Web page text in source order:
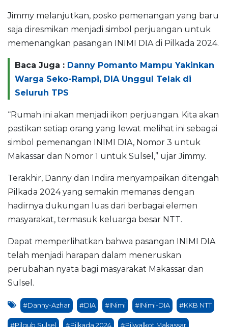
Jimmy melanjutkan, posko pemenangan yang baru
saja diresmikan menjadi simbol perjuangan untuk
memenangkan pasangan INIMI DIA di Pilkada 2024.
Baca Juga : Danny Pomanto Mampu Yakinkan
Warga Seko-Rampi, DIA Unggul Telak di
Seluruh TPS
“Rumah ini akan menjadi ikon perjuangan. Kita akan
pastikan setiap orang yang lewat melihat ini sebagai
simbol pemenangan INIMI DIA, Nomor 3 untuk
Makassar dan Nomor 1 untuk Sulsel,” ujar Jimmy.
Terakhir, Danny dan Indira menyampaikan ditengah
Pilkada 2024 yang semakin memanas dengan
hadirnya dukungan luas dari berbagai elemen
masyarakat, termasuk keluarga besar NTT.
Dapat memperlihatkan bahwa pasangan INIMI DIA
telah menjadi harapan dalam meneruskan
perubahan nyata bagi masyarakat Makassar dan
Sulsel.
#Danny-Azhar #DIA #INimi #INimi-DIA #KKB NTT
#Pilgub Sulsel #Pilkada 2024 #Pilwalkot Makassar